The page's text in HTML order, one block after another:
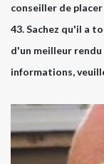
conseiller de
43. Sachez qu'il a
d'un meilleur
informations,